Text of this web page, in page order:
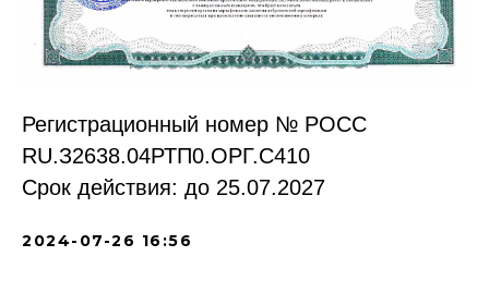
Регистрационный номер № РОСС
RU.З2638.04РТП0.ОРГ.С410
Срок действия: до 25.07.2027
2024-07-26 16:56